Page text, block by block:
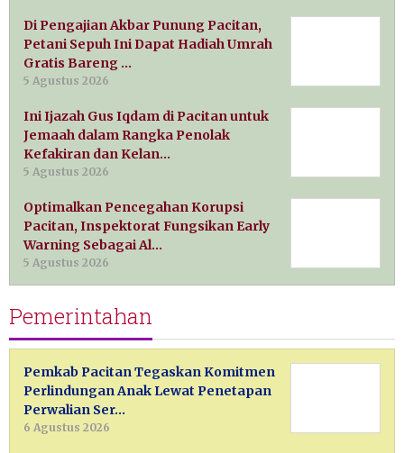
Di Pengajian Akbar Punung Pacitan,
Petani Sepuh Ini Dapat Hadiah Umrah
Gratis Bareng …
5 Agustus 2026
Ini Ijazah Gus Iqdam di Pacitan untuk
Jemaah dalam Rangka Penolak
Kefakiran dan Kelan…
5 Agustus 2026
Optimalkan Pencegahan Korupsi
Pacitan, Inspektorat Fungsikan Early
Warning Sebagai Al…
5 Agustus 2026
Pemerintahan
Pemkab Pacitan Tegaskan Komitmen
Perlindungan Anak Lewat Penetapan
Perwalian Ser…
6 Agustus 2026